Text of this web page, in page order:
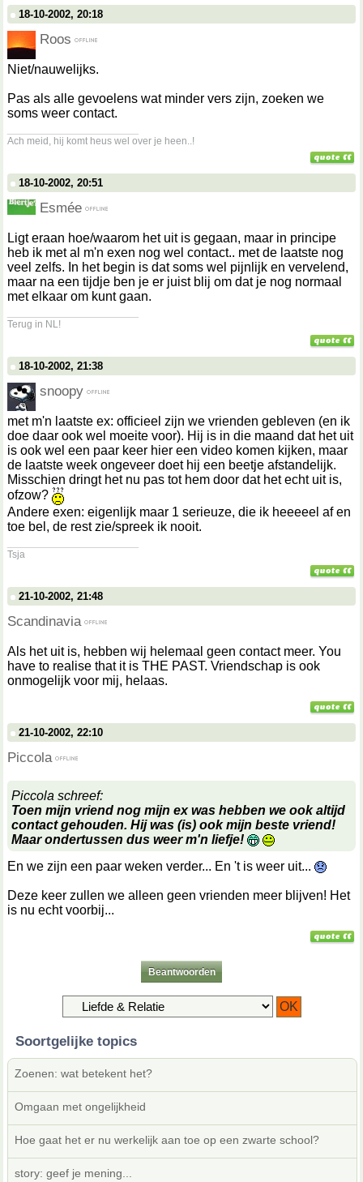
18-10-2002, 20:18
Roos
Niet/nauwelijks.
Pas als alle gevoelens wat minder vers zijn, zoeken we
soms weer contact.
Ach meid, hij komt heus wel over je heen..!
18-10-2002, 20:51
Esmée
Ligt eraan hoe/waarom het uit is gegaan, maar in principe
heb ik met al m'n exen nog wel contact.. met de laatste nog
veel zelfs. In het begin is dat soms wel pijnlijk en vervelend,
maar na een tijdje ben je er juist blij om dat je nog normaal
met elkaar om kunt gaan.
Terug in NL!
18-10-2002, 21:38
snoopy
met m'n laatste ex: officieel zijn we vrienden gebleven (en ik
doe daar ook wel moeite voor). Hij is in die maand dat het uit
is ook wel een paar keer hier een video komen kijken, maar
de laatste week ongeveer doet hij een beetje afstandelijk.
Misschien dringt het nu pas tot hem door dat het echt uit is,
ofzow?
Andere exen: eigenlijk maar 1 serieuze, die ik heeeeel af en
toe bel, de rest zie/spreek ik nooit.
Tsja
21-10-2002, 21:48
Scandinavia
Als het uit is, hebben wij helemaal geen contact meer. You
have to realise that it is THE PAST. Vriendschap is ook
onmogelijk voor mij, helaas.
21-10-2002, 22:10
Piccola
Piccola schreef:
Toen mijn vriend nog mijn ex was hebben we ook altijd
contact gehouden. Hij was (is) ook mijn beste vriend!
Maar ondertussen dus weer m'n liefje!
En we zijn een paar weken verder... En 't is weer uit...
Deze keer zullen we alleen geen vrienden meer blijven! Het
is nu echt voorbij...
Beantwoorden
Soortgelijke topics
Zoenen: wat betekent het?
Omgaan met ongelijkheid
Hoe gaat het er nu werkelijk aan toe op een zwarte school?
story: geef je mening...